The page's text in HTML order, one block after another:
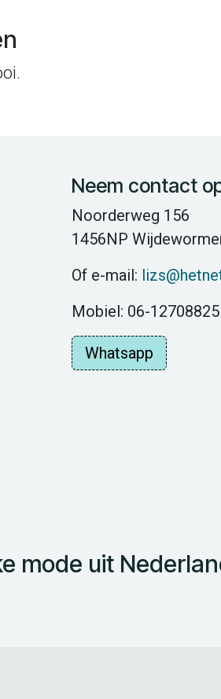
Neem contact
Noorderweg 156
1456NP
Of e-mail:
Mobiel: 06-12708825
Whatsapp
mode uit